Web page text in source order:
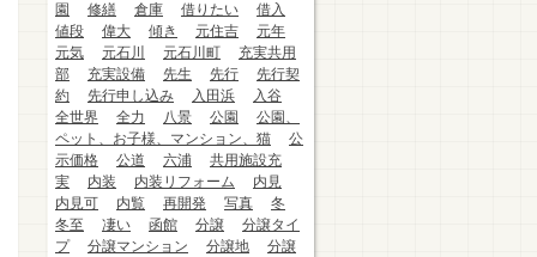
園
修繕 倉庫 借りたい
借入
値段
偉大 傾き 元住吉
元年
元気
元石川 元石川町
充実共用
部
充実設備 先生 先行
先行契
約
先行申し込み 入田浜
入谷
全世界
全力 八景 公園
公園、
ペット、お子様、マンション、猫
公
示価格
公道 六浦
共用施設充
実
内装 内装リフォーム
内見
内見可
内覧 再開発 写真
冬
冬至
凄い 函館 分譲
分譲タイ
プ
分譲マンション 分譲地
分譲